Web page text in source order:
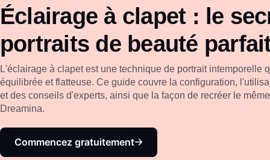
Éclairage à clapet : le
portraits de beauté
L'éclairage à clapet est une technique de portrait intemporelle
équilibrée et flatteuse. Ce guide couvre la configuration,
et des conseils d'experts, ainsi que la façon de recréer le
Dreamina.
Commencez gratuitement